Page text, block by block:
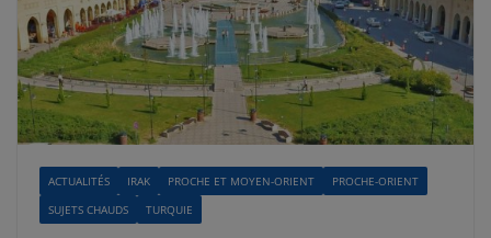
ACTUALITÉS IRAK PROCHE ET MOYEN-ORIENT
PROCHE-ORIENT
SUJETS CHAUDS
TURQUIE